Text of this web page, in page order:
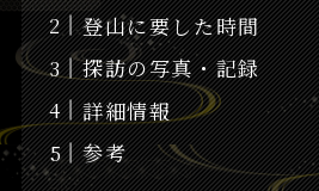
登山に要した時間
探訪の写真・記録
詳細情報
参考